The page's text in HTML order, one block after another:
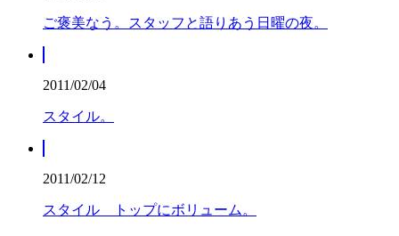
ご褒美なう。スタッフと語りあう日曜の夜。
2011/02/04
スタイル。
2011/02/12
スタイル トップにボリューム。